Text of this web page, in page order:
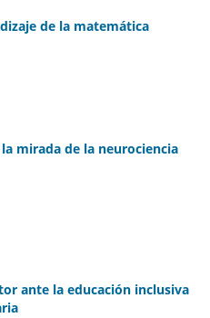
de la matemática
mirada de la neurociencia
ante la educación inclusiva